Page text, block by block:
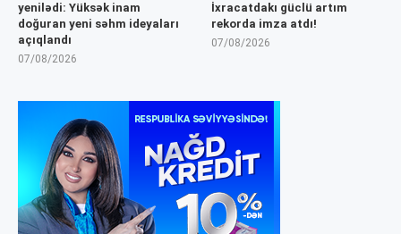
yenilədi: Yüksək inam
doğuran yeni səhm ideyaları
açıqlandı
07/08/2026
İxracatdakı güclü artım
rekorda imza atdı!
07/08/2026